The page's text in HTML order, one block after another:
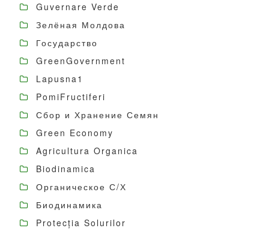
Guvernare Verde
Зелёная Молдова
Государство
GreenGovernment
Lapusna1
PomiFructiferi
Сбор и Хранение Семян
Green Economy
Agricultura Organica
Biodinamica
Органическое С/Х
Биодинамика
Protecția Solurilor